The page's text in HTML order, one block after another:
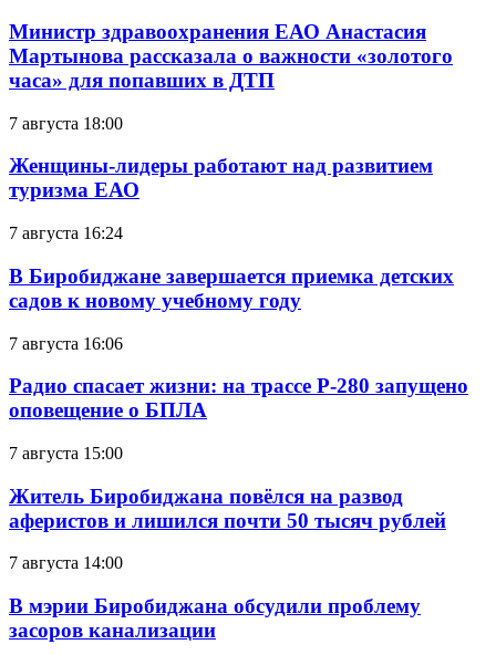
Министр здравоохранения ЕАО Анастасия
Мартынова рассказала о важности «золотого
часа» для попавших в ДТП
7 августа 18:00
Женщины-лидеры работают над развитием
туризма ЕАО
7 августа 16:24
В Биробиджане завершается приемка детских
садов к новому учебному году
7 августа 16:06
Радио спасает жизни: на трассе Р-280 запущено
оповещение о БПЛА
7 августа 15:00
Житель Биробиджана повёлся на развод
аферистов и лишился почти 50 тысяч рублей
7 августа 14:00
В мэрии Биробиджана обсудили проблему
засоров канализации